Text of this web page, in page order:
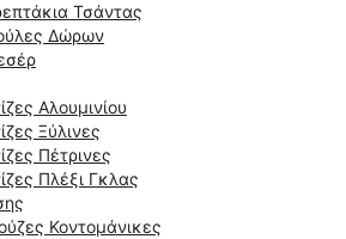
Τσάντας
Δώρων
Αλουμινίου
Ξύλινες
Πέτρινες
Πλέξι Γκλας
Κοντομάνικες